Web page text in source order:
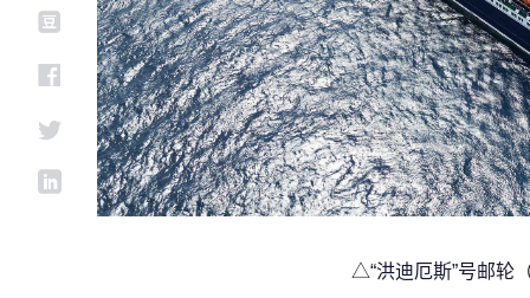
△“洪迪厄斯”号邮轮